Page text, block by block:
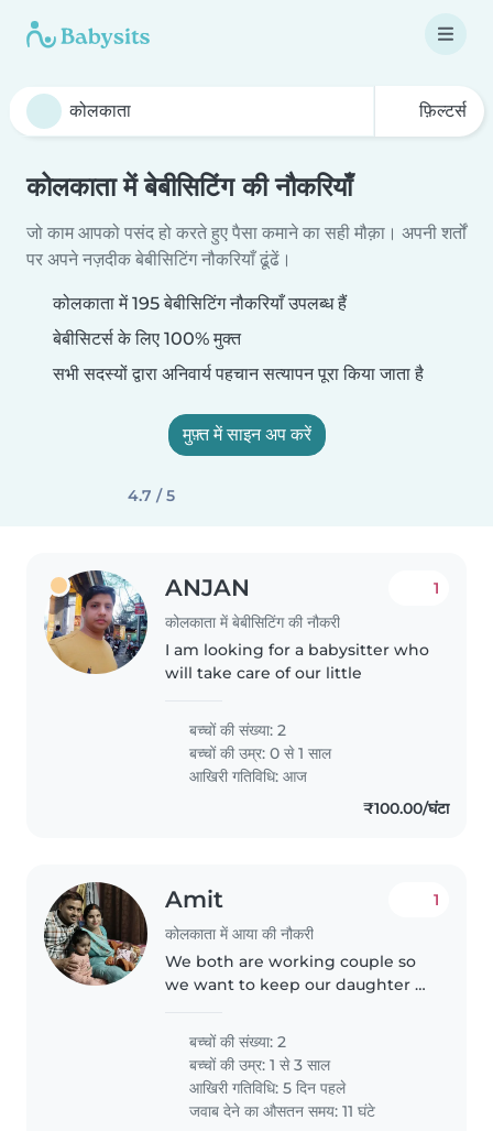
फ़िल्टर्स
कोलकाता में बेबीसिटिंग की नौकरियाँ
जो काम आपको पसंद हो करते हुए पैसा कमाने का सही मौक़ा। अपनी शर्तों
पर अपने नज़दीक बेबीसिटिंग नौकरियाँ ढूंढें।
कोलकाता में 195 बेबीसिटिंग नौकरियाँ उपलब्ध हैं
बेबीसिटर्स के लिए 100% मुक्त
सभी सदस्यों द्वारा अनिवार्य पहचान सत्यापन पूरा किया जाता है
मुफ़्त में साइन अप करें
4.7 / 5
ANJAN
कोलकाता में बेबीसिटिंग की नौकरी
1
I am looking for a babysitter who
will take care of our little
बच्चों की संख्या: 2
बच्चों की उम्र:0 से 1 साल
आखिरी गतिविधि: आज
₹100.00/घंटा
Amit
कोलकाता में आया की नौकरी
1
We both are working couple so
we want to keep our daughter at
person who can feed, play, love
and take care my baby like
mother or family members.
बच्चों की संख्या: 2
बच्चों की उम्र:1 से 3 साल
आखिरी गतिविधि: 5 दिन पहले
जवाब देने का औसतन समय: 11 घंटे